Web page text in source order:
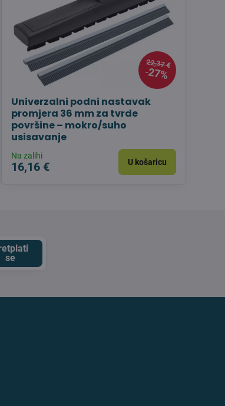
22,37 €
27%
Univerzalni podni nastavak
promjera 36 mm za tvrde
površine – mokro/suho
usisavanje
Na zalihi
16,16 € U košaricu
se